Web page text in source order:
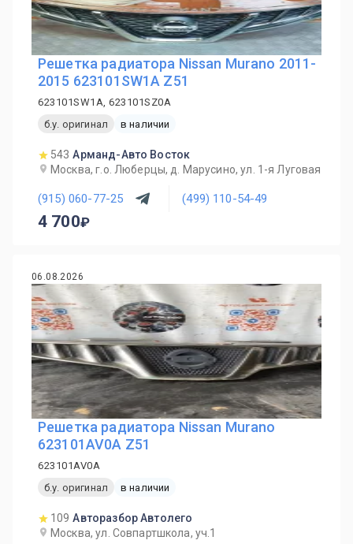
Решетка радиатора Nissan Murano 2011-
2015 623101SW1A Z51
623101SW1A, 623101SZ0A
б.у. оригинал
в наличии
543 Арманд-Авто Восток
Москва, г.о. Люберцы, д. Марусино, ул. 1-я Луговая
(915) 060-77-25 (499) 110-54-49
4 700
06.08.2026
Решетка радиатора Nissan Murano
623101AV0A Z51
623101AV0A
б.у. оригинал
в наличии
109 Авторазбор Автолего
Москва, ул. Совпартшкола, уч.1